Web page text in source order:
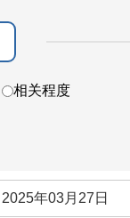
相关程度
年03月27日